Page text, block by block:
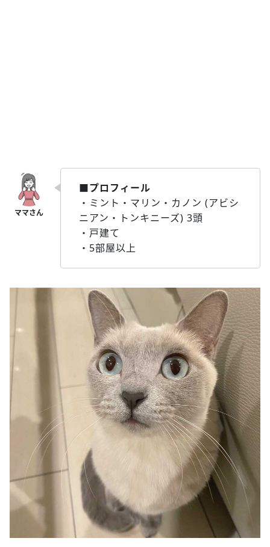
■プロフィール
・ミント・マリン・カノン (アビシ
ニアン・トンキニーズ) 3頭
・戸建て
・5部屋以上